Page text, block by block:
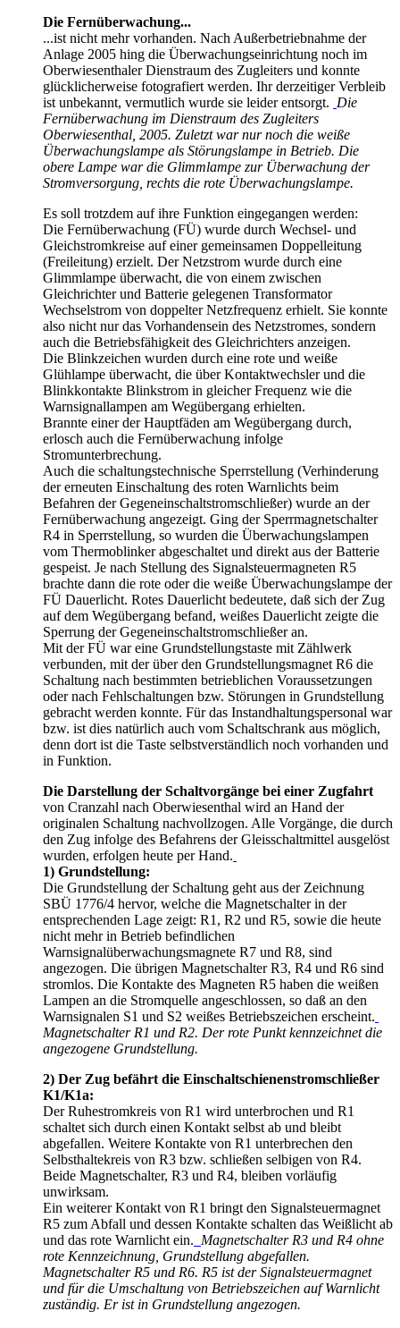
Die Fernüberwachung...
...ist nicht mehr vorhanden. Nach Außerbetriebnahme der
Anlage 2005 hing die Überwachungseinrichtung noch im
Oberwiesenthaler Dienstraum des Zugleiters und konnte
glücklicherweise fotografiert werden. Ihr derzeitiger Verbleib
ist unbekannt, vermutlich wurde sie leider entsorgt. Die
Fernüberwachung im Dienstraum des Zugleiters
Oberwiesenthal, 2005. Zuletzt war nur noch die weiße
Überwachungslampe als Störungslampe in Betrieb. Die
obere Lampe war die Glimmlampe zur Überwachung der
Stromversorgung, rechts die rote Überwachungslampe.
Es soll trotzdem auf ihre Funktion eingegangen werden:
Die Fernüberwachung (FÜ) wurde durch Wechsel- und
Gleichstromkreise auf einer gemeinsamen Doppelleitung
(Freileitung) erzielt. Der Netzstrom wurde durch eine
Glimmlampe überwacht, die von einem zwischen
Gleichrichter und Batterie gelegenen Transformator
Wechselstrom von doppelter Netzfrequenz erhielt. Sie konnte
also nicht nur das Vorhandensein des Netzstromes, sondern
auch die Betriebsfähigkeit des Gleichrichters anzeigen.
Die Blinkzeichen wurden durch eine rote und weiße
Glühlampe überwacht, die über Kontaktwechsler und die
Blinkkontakte Blinkstrom in gleicher Frequenz wie die
Warnsignallampen am Wegübergang erhielten.
Brannte einer der Hauptfäden am Wegübergang durch,
erlosch auch die Fernüberwachung infolge
Stromunterbrechung.
Auch die schaltungstechnische Sperrstellung (Verhinderung
der erneuten Einschaltung des roten Warnlichts beim
Befahren der Gegeneinschaltstromschließer) wurde an der
Fernüberwachung angezeigt. Ging der Sperrmagnetschalter
R4 in Sperrstellung, so wurden die Überwachungslampen
vom Thermoblinker abgeschaltet und direkt aus der Batterie
gespeist. Je nach Stellung des Signalsteuermagneten R5
brachte dann die rote oder die weiße Überwachungslampe der
FÜ Dauerlicht. Rotes Dauerlicht bedeutete, daß sich der Zug
auf dem Wegübergang befand, weißes Dauerlicht zeigte die
Sperrung der Gegeneinschaltstromschließer an.
Mit der FÜ war eine Grundstellungstaste mit Zählwerk
verbunden, mit der über den Grundstellungsmagnet R6 die
Schaltung nach bestimmten betrieblichen Voraussetzungen
oder nach Fehlschaltungen bzw. Störungen in Grundstellung
gebracht werden konnte. Für das Instandhaltungspersonal war
bzw. ist dies natürlich auch vom Schaltschrank aus möglich,
denn dort ist die Taste selbstverständlich noch vorhanden und
in Funktion.
Die Darstellung der Schaltvorgänge bei einer Zugfahrt
von Cranzahl nach Oberwiesenthal wird an Hand der
originalen Schaltung nachvollzogen. Alle Vorgänge, die durch
den Zug infolge des Befahrens der Gleisschaltmittel ausgelöst
wurden, erfolgen heute per Hand.
1) Grundstellung:
Die Grundstellung der Schaltung geht aus der Zeichnung
SBÜ 1776/4 hervor, welche die Magnetschalter in der
entsprechenden Lage zeigt: R1, R2 und R5, sowie die heute
nicht mehr in Betrieb befindlichen
Warnsignalüberwachungsmagnete R7 und R8, sind
angezogen. Die übrigen Magnetschalter R3, R4 und R6 sind
stromlos. Die Kontakte des Magneten R5 haben die weißen
Lampen an die Stromquelle angeschlossen, so daß an den
Warnsignalen S1 und S2 weißes Betriebszeichen erscheint.
Magnetschalter R1 und R2. Der rote Punkt kennzeichnet die
angezogene Grundstellung.
2) Der Zug befährt die Einschaltschienenstromschließer
K1/K1a:
Der Ruhestromkreis von R1 wird unterbrochen und R1
schaltet sich durch einen Kontakt selbst ab und bleibt
abgefallen. Weitere Kontakte von R1 unterbrechen den
Selbsthaltekreis von R3 bzw. schließen selbigen von R4.
Beide Magnetschalter, R3 und R4, bleiben vorläufig
unwirksam.
Ein weiterer Kontakt von R1 bringt den Signalsteuermagnet
R5 zum Abfall und dessen Kontakte schalten das Weißlicht ab
und das rote Warnlicht ein. Magnetschalter R3 und R4 ohne
rote Kennzeichnung, Grundstellung abgefallen.
Magnetschalter R5 und R6. R5 ist der Signalsteuermagnet
und für die Umschaltung von Betriebszeichen auf Warnlicht
zuständig. Er ist in Grundstellung angezogen.